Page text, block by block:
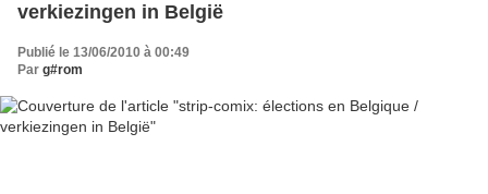
verkiezingen in België
Publié le 13/06/2010 à 00:49
Par g#rom